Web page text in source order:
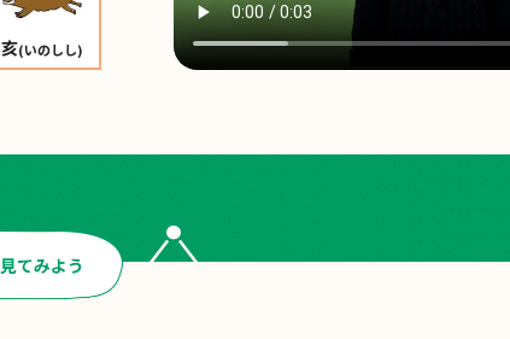
亥(いのしし)